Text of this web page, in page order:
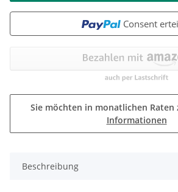
Consent
Sie möchten in monatlichen Raten
Informationen
Beschreibung